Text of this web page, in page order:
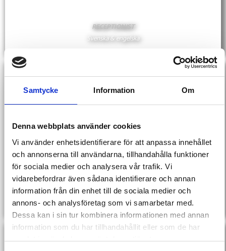
Samtycke Information Om
Denna webbplats använder cookies
Vi använder enhetsidentifierare för att anpassa innehållet
och annonserna till användarna, tillhandahålla funktioner
för sociala medier och analysera vår trafik. Vi
vidarebefordrar även sådana identifierare och annan
information från din enhet till de sociala medier och
annons- och analysföretag som vi samarbetar med.
Dessa kan i sin tur kombinera informationen med annan
information som du har tillhandahållit eller som de har
samlat in när du har använt deras tjänster.
RECEPTIONIST
Svenska & engelska
SOFIA
JOSEPHINE ANDERSSON
TRAFIKLÄRARE
Svenska & engelska
JOSEPHINE